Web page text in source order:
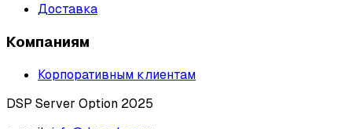
Доставка
Компаниям
Корпоративным клиентам
DSP Server Option 2025